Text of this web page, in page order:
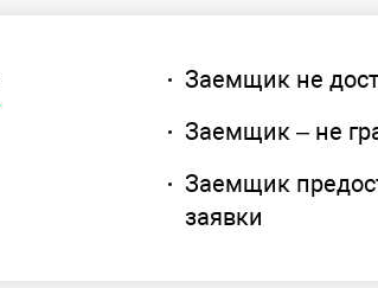
Заемщик не
Заемщик – не
Заемщик
заявки